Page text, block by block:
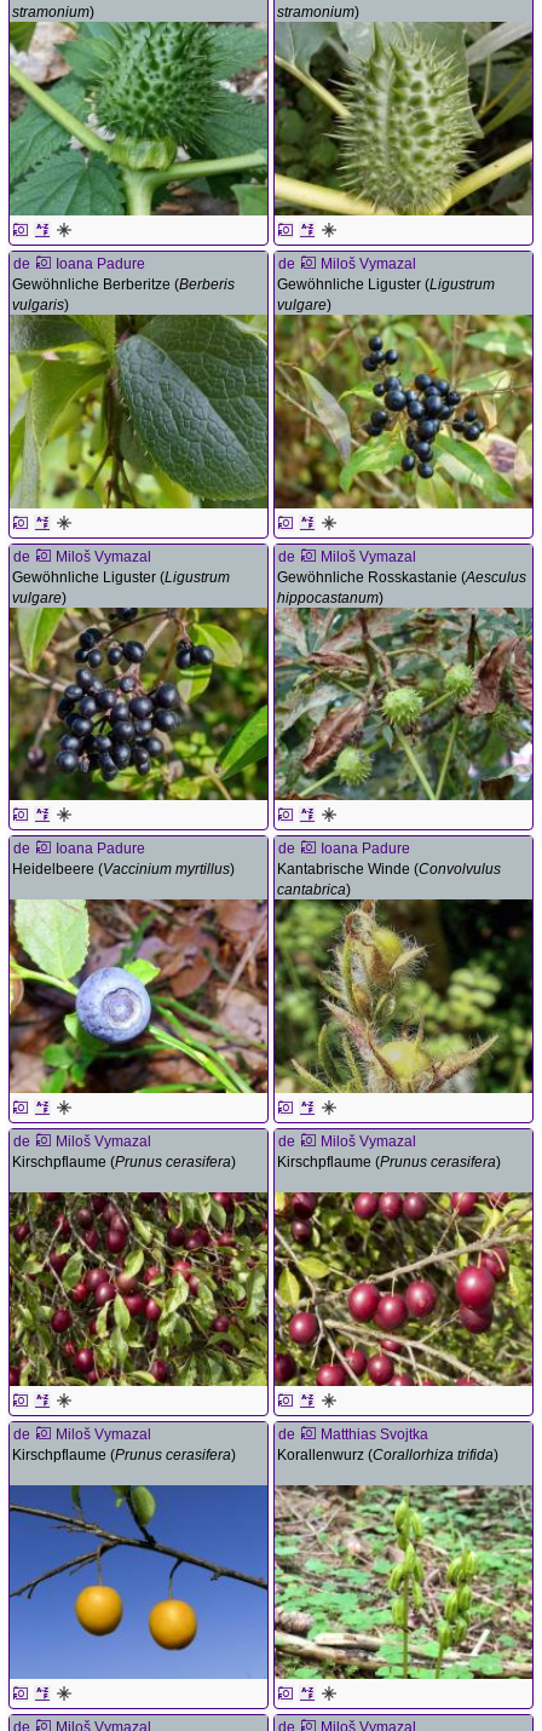
stramonium) stramonium)
de
Ioana Padure
Gewöhnliche Berberitze (Berberis
vulgaris)
de
Miloš Vymazal
Gewöhnliche Liguster (Ligustrum
vulgare)
de
Miloš Vymazal
Gewöhnliche Liguster (Ligustrum
vulgare)
de
Miloš Vymazal
Gewöhnliche Rosskastanie (Aesculus
hippocastanum)
de
Ioana Padure
Heidelbeere (Vaccinium myrtillus)
de
Ioana Padure
Kantabrische Winde (Convolvulus
cantabrica)
de
Miloš Vymazal
Kirschpflaume (Prunus cerasifera)
de
Miloš Vymazal
Kirschpflaume (Prunus cerasifera)
de
Miloš Vymazal
Kirschpflaume (Prunus cerasifera)
de
Matthias Svojtka
Korallenwurz (Corallorhiza trifida)
de
Miloš Vymazal
de
Miloš Vymazal